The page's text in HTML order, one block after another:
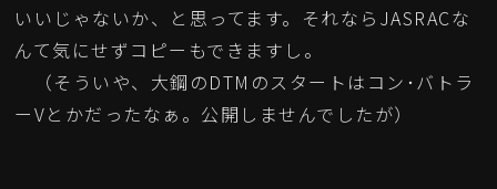
いいじゃないか、と思ってます。それならJASRACな
んて気にせずコピーもできますし。
（そういや、大鋼のDTMのスタートはコン･バトラ
ーVとかだったなぁ。公開しませんでしたが）